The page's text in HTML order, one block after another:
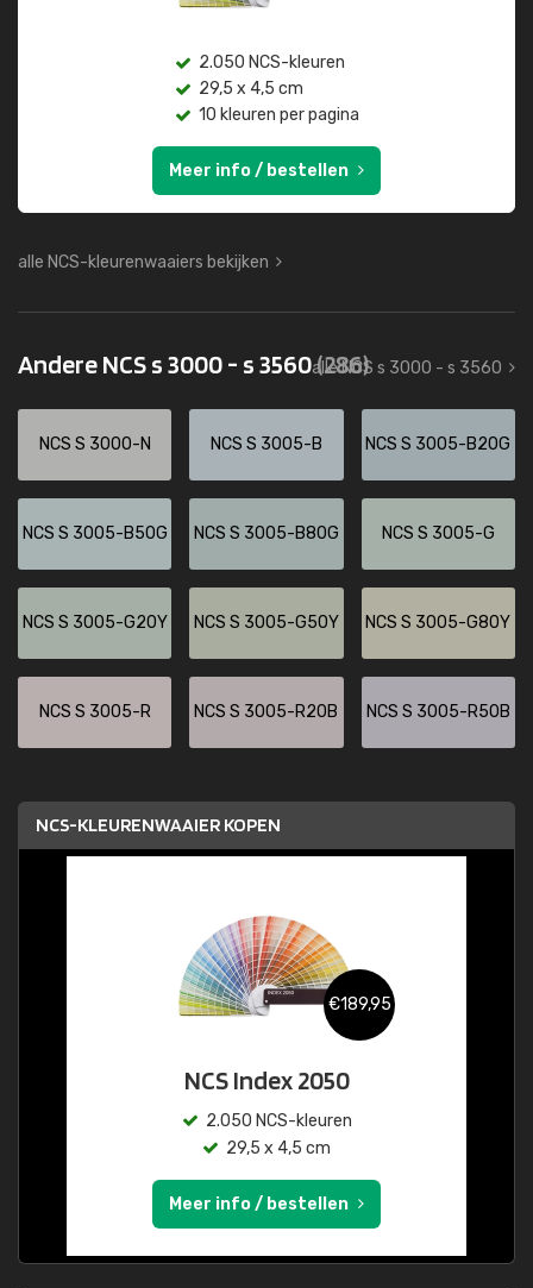
2.050 NCS-kleuren
29,5 x 4,5 cm
10 kleuren per pagina
Meer info / bestellen
alle NCS-kleurenwaaiers bekijken
Andere NCS s 3000 - s 3560(286)
alle NCS s 3000 - s 3560
NCS S 3000-N NCS S 3005-B NCS S 3005-B20G
NCS S 3005-B50G NCS S 3005-B80G NCS S 3005-G
NCS S 3005-G20Y NCS S 3005-G50Y NCS S 3005-G80Y
NCS S 3005-R NCS S 3005-R20B NCS S 3005-R50B
NCS-KLEURENWAAIER KOPEN
€189,95
NCS Index 2050
2.050 NCS-kleuren
29,5 x 4,5 cm
Meer info / bestellen